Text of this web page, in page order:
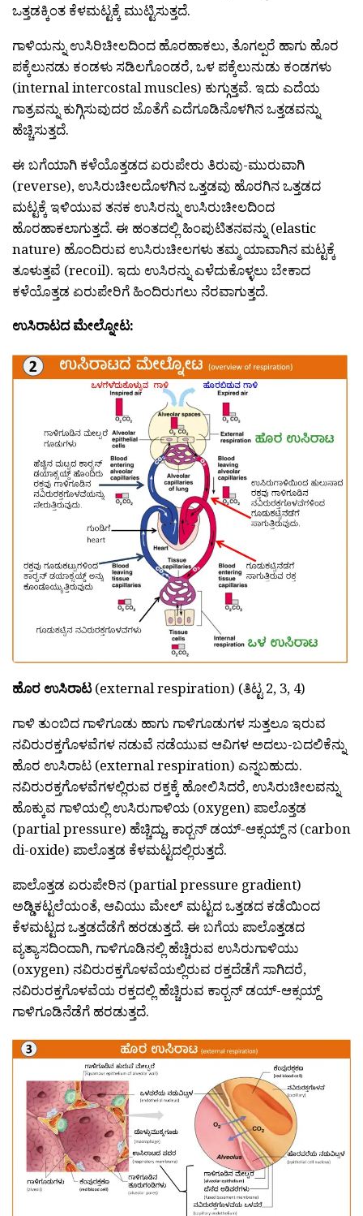
ಒತ್ತಡಕ್ಕಿಂತ ಕೆಳಮಟ್ಟಕ್ಕೆ ಮುಟ್ಟಿಸುತ್ತದೆ.
ಗಾಳಿಯನ್ನು ಉಸಿರಿಚೀಲದಿಂದ ಹೊರಹಾಕಲು, ತೊಗಲ್ಪರೆ ಹಾಗು ಹೊರ
ಪಕ್ಕೆಲುನಡು ಕಂಡಳು ಸಡಿಲಗೊಂಡರೆ, ಒಳ ಪಕ್ಕೆಲುನುಡು ಕಂಡಗಳು
(internal intercostal muscles) ಕುಗ್ಗುತ್ತವೆ. ಇದು ಎದೆಯ
ಗಾತ್ರವನ್ನು ಕುಗ್ಗಿಸುವುದರ ಜೊತೆಗೆ ಎದೆಗೂಡಿನೊಳಗಿನ ಒತ್ತಡವನ್ನು
ಹೆಚ್ಚಿಸುತ್ತದೆ.
ಈ ಬಗೆಯಾಗಿ ಕಳೆಯೊತ್ತಡದ ಏರುಪೇರು ತಿರುವು-ಮುರುವಾಗಿ
(reverse), ಉಸಿರುಚೀಲದೊಳಗಿನ ಒತ್ತಡವು ಹೊರಗಿನ ಒತ್ತಡದ
ಮಟ್ಟಕ್ಕೆ ಇಳಿಯುವ ತನಕ ಉಸಿರನ್ನು ಉಸಿರುಚೀಲದಿಂದ
ಹೊರಹಾಕಲಾಗುತ್ತದೆ. ಈ ಹಂತದಲ್ಲಿ ಹಿಂಪುಟಿತನವನ್ನು (elastic
nature) ಹೊಂದಿರುವ ಉಸಿರುಚೀಲಗಳು ತಮ್ಮ ಯಾವಾಗಿನ ಮಟ್ಟಕ್ಕೆ
ತೂಳುತ್ತವೆ (recoil). ಇದು ಉಸಿರನ್ನು ಎಳೆದುಕೊಳ್ಳಲು ಬೇಕಾದ
ಕಳೆಯೊತ್ತಡ ಏರುಪೇರಿಗೆ ಹಿಂದಿರುಗಲು ನೆರವಾಗುತ್ತದೆ.
ಉಸಿರಾಟದ ಮೇಲ್ನೋಟ:
ಹೊರ ಉಸಿರಾಟ(external respiration) (ತಿಟ್ಟ 2, 3, 4)
ಗಾಳಿ ತುಂಬಿದ ಗಾಳಿಗೂಡು ಹಾಗು ಗಾಳಿಗೂಡುಗಳ ಸುತ್ತಲೂ ಇರುವ
ನವಿರುರಕ್ತಗೊಳವೆಗಳ ನಡುವೆ ನಡೆಯುವ ಆವಿಗಳ ಅದಲು-ಬದಲಿಕೆನ್ನು
ಹೊರ ಉಸಿರಾಟ (external respiration) ಎನ್ನಬಹುದು.
ನವಿರುರಕ್ತಗೊಳವೆಗಳಲ್ಲಿರುವ ರಕ್ತಕ್ಕೆ ಹೋಲಿಸಿದರೆ, ಉಸಿರುಚೀಲವನ್ನು
ಹೊಕ್ಕುವ ಗಾಳಿಯಲ್ಲಿ ಉಸಿರುಗಾಳಿಯ (oxygen) ಪಾಲೊತ್ತಡ
(partial pressure) ಹೆಚ್ಚಿದ್ದು, ಕಾರ‍್ಬನ್ ಡಯ್-ಆಕ್ಸಯ್ದ್ ನ (carbon
di-oxide) ಪಾಲೊತ್ತಡ ಕೆಳಮಟ್ಟದಲ್ಲಿರುತ್ತದೆ.
ಪಾಲೊತ್ತಡ ಏರುಪೇರಿನ (partial pressure gradient)
ಅಡ್ಡಿಕಟ್ಟಲೆಯಂತೆ, ಆವಿಯು ಮೇಲ್ ಮಟ್ಟದ ಒತ್ತಡದ ಕಡೆಯಿಂದ
ಕೆಳಮಟ್ಟದ ಒತ್ತಡದೆಡೆಗೆ ಹರಡುತ್ತದೆ. ಈ ಬಗೆಯ ಪಾಲೊತ್ತಡದ
ವ್ಯತ್ಯಾಸದಿಂದಾಗಿ, ಗಾಳಿಗೂಡಿನಲ್ಲಿ ಹೆಚ್ಚಿರುವ ಉಸಿರುಗಾಳಿಯು
(oxygen) ನವಿರುರಕ್ತಗೊಳವೆಯಲ್ಲಿರುವ ರಕ್ತದೆಡೆಗೆ ಸಾಗಿದರೆ,
ನವಿರುರಕ್ತಗೊಳವೆಯ ರಕ್ತದಲ್ಲಿ ಹೆಚ್ಚಿರುವ ಕಾರ‍್ಬನ್ ಡಯ್-ಆಕ್ಸಯ್ದ್
ಗಾಳಿಗೂಡಿನೆಡೆಗೆ ಹರಡುತ್ತದೆ.